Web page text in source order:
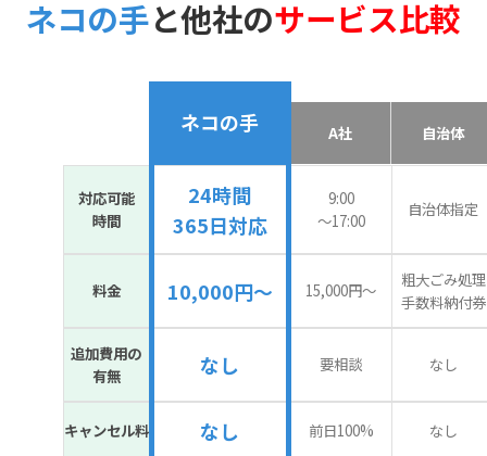
ネコの手と他社のサービス比較
ネコの手 A社 自治体
対応可能
時間
24時間
365日対応
9:00
〜17:00
自治体指定
料金 10,000円～ 15,000円〜
粗大ごみ処理
手数料納付券
追加費用の
有無
なし 要相談 なし
キャンセル料 なし 前日100% なし